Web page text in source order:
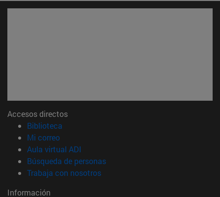
Accesos directos
Biblioteca
Mi correo(abre en nueva ventana)
Aula virtual ADI
Búsqueda de personas(abre en nueva ventana)
Trabaja con nosotros(abre en nueva ventana)
Información